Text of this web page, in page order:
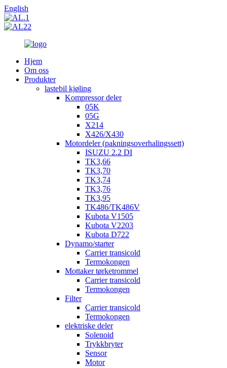
English
Hjem
Om oss
Produkter
lastebil kjøling
Kompressor deler
05K
05G
X214
X426/X430
Motordeler (pakningsoverhalingssett)
ISUZU 2.2 DI
TK3,66
TK3,70
TK3,74
TK3,76
TK3,95
TK486/TK486V
Kubota V1505
Kubota V2203
Kubota D722
Dynamo/starter
Carrier transicold
Termokongen
Mottaker tørketrommel
Carrier transicold
Termokongen
Filter
Carrier transicold
Termokongen
elektriske deler
Solenoid
Trykkbryter
Sensor
Motor